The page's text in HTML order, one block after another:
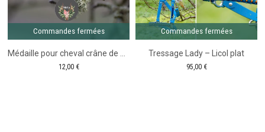
TaleCommandes fermées
12,00 €
Commandes fermées
Tressage Lady – Licol plat
95,00 €